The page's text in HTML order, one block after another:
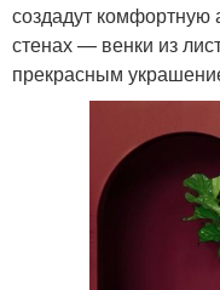
создадут
стенах — венки из
прекрасным